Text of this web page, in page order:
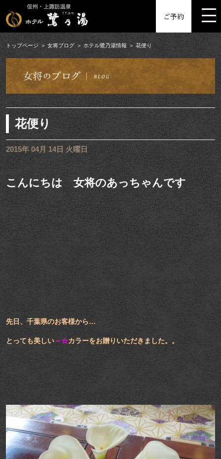
ご予約
トップページ 女将ブログ ホテル鷺乃湯情報 花便り
花便り
2015年 04月 14日 火曜日
こんにちは 女将のあっちゃんです
先日、千葉県のお客様から…
とっても美しい～☆カラーをお贈りいただきました。。